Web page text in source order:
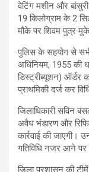
वेटिंग मशीन और
19 किलोग्राम के 2
मौके पर शिवम पुत्र
पुलिस के सहयोग से
अधिनियम, 1955 की
डिस्ट्रीब्यूशन) ऑर्डर
प्राथमिकी दर्ज कर
जिलाधिकारी सविन
अवैध भंडारण और
कार्रवाई की
गतिविधि नजर आने
जिला प्रशासन की टीमें